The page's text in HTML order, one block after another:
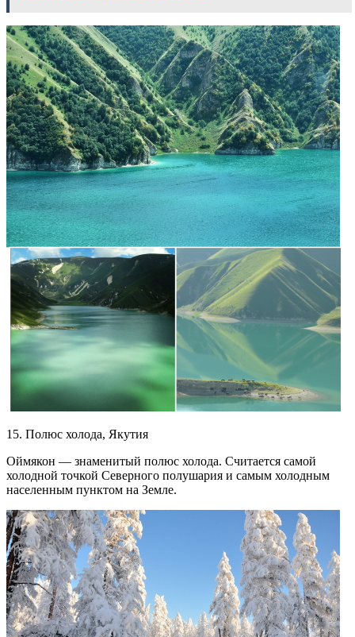
15. Полюс холода, Якутия
Оймякон — знаменитый полюс холода. Считается самой
холодной точкой Северного полушария и самым холодным
населенным пунктом на Земле.